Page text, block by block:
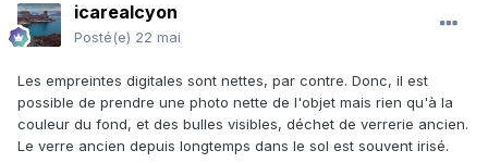
icarealcyon
Posté(e) 22 mai
Les empreintes digitales sont nettes, par contre. Donc, il est
possible de prendre une photo nette de l'objet mais rien qu'à la
couleur du fond, et des bulles visibles, déchet de verrerie ancien.
Le verre ancien depuis longtemps dans le sol est souvent irisé.